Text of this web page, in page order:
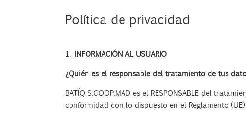
Política de privacidad
INFORMACIÓN AL USUARIO
¿Quién es el responsable del tratamiento de tus
BATÏQ S.COOP.MADes el RESPONSABLE del
conformidad con lo dispuesto en el Reglamento